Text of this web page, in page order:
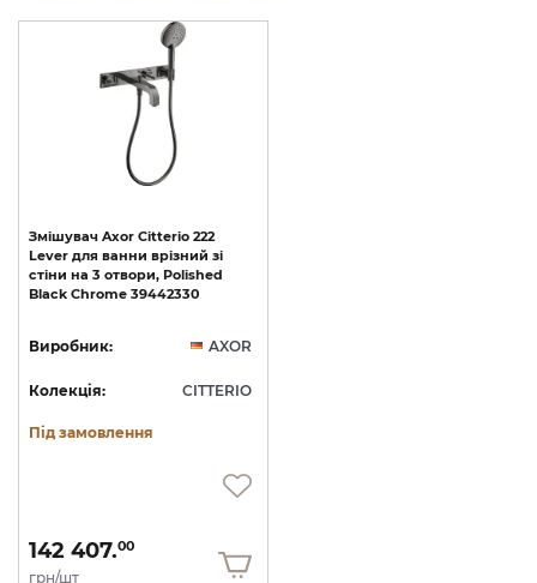
Змішувач Axor Citterio 222
Lever для ванни врізний зі
стіни на 3 отвори, Polished
Black Chrome 39442330
Виробник: AXOR
Колекція: CITTERIO
Під замовлення
142 407.00
грн/шт